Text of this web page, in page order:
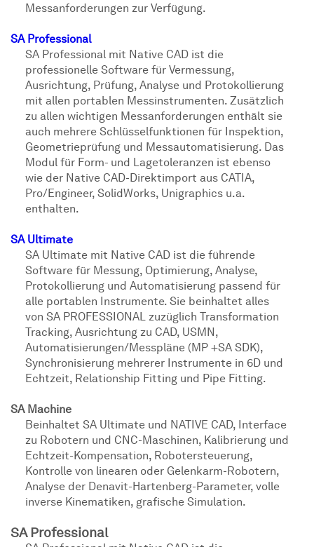
Messanforderungen zur Verfügung.
SA Professional
SA Professional mit Native CAD ist die
professionelle Software für Vermessung,
Ausrichtung, Prüfung, Analyse und Protokollierung
mit allen portablen Messinstrumenten. Zusätzlich
zu allen wichtigen Messanforderungen enthält sie
auch mehrere Schlüsselfunktionen für Inspektion,
Geometrieprüfung und Messautomatisierung. Das
Modul für Form- und Lagetoleranzen ist ebenso
wie der Native CAD-Direktimport aus CATIA,
Pro/Engineer, SolidWorks, Unigraphics u.a.
enthalten.
SA Ultimate
SA Ultimate mit Native CAD ist die führende
Software für Messung, Optimierung, Analyse,
Protokollierung und Automatisierung passend für
alle portablen Instrumente. Sie beinhaltet alles
von SA PROFESSIONAL zuzüglich Transformation
Tracking, Ausrichtung zu CAD, USMN,
Automatisierungen/Messpläne (MP +SA SDK),
Synchronisierung mehrerer Instrumente in 6D und
Echtzeit, Relationship Fitting und Pipe Fitting.
SA Machine
Beinhaltet SA Ultimate und NATIVE CAD, Interface
zu Robotern und CNC-Maschinen, Kalibrierung und
Echtzeit-Kompensation, Robotersteuerung,
Kontrolle von linearen oder Gelenkarm-Robotern,
Analyse der Denavit-Hartenberg-Parameter, volle
inverse Kinematiken, grafische Simulation.
SA Professional